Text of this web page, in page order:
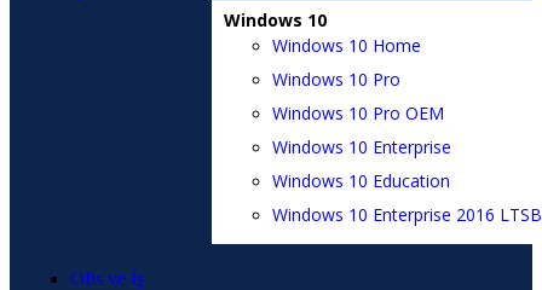
Windows 10
Windows 10 Home
Windows 10 Pro
Windows 10 Pro OEM
Windows 10 Enterprise
Windows 10 Education
Windows 10 Enterprise 2016 LTSB
Ofis ve İş